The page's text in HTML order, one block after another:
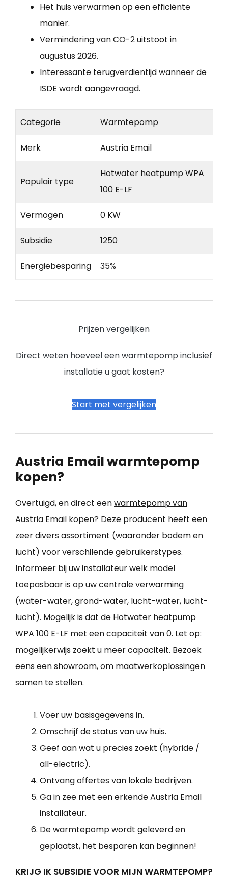
Het huis verwarmen op een efficiënte
manier.
Vermindering van CO-2 uitstoot in
augustus 2026.
Interessante terugverdientijd wanneer de
ISDE wordt aangevraagd.
Categorie Warmtepomp
Merk Austria Email
Populair type
Hotwater heatpump WPA
100 E-LF
Vermogen 0 KW
Subsidie 1250
Energiebesparing 35%
Prijzen vergelijken
Direct weten hoeveel een warmtepomp inclusief
installatie u gaat kosten?
Start met vergelijken
Austria Email warmtepomp
kopen?
Overtuigd, en direct eenwarmtepomp van
Austria Email kopen? Deze producent heeft een
zeer divers assortiment (waaronder bodem en
lucht) voor verschilende gebruikerstypes.
Informeer bij uw installateur welk model
toepasbaar is op uw centrale verwarming
(water-water, grond-water, lucht-water, lucht-
lucht). Mogelijk is dat de Hotwater heatpump
WPA 100 E-LF met een capaciteit van 0. Let op:
mogelijkerwijs zoekt u meer capaciteit. Bezoek
eens een showroom, om maatwerkoplossingen
samen te stellen.
Voer uw basisgegevens in.
Omschrijf de status van uw huis.
Geef aan wat u precies zoekt (hybride /
all-electric).
Ontvang offertes van lokale bedrijven.
Ga in zee met een erkende Austria Email
installateur.
De warmtepomp wordt geleverd en
geplaatst, het besparen kan beginnen!
KRIJG IK SUBSIDIE VOOR MIJN WARMTEPOMP?